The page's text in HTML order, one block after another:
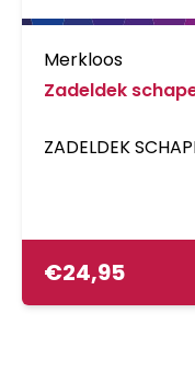
Merkloos
Zadeldek
ZADELDEK
€24,95